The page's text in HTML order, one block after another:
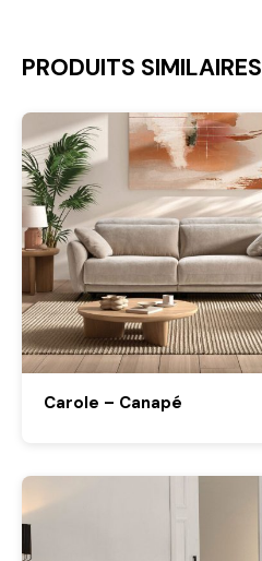
PRODUITS SIMILAIRES
Carole – Canapé